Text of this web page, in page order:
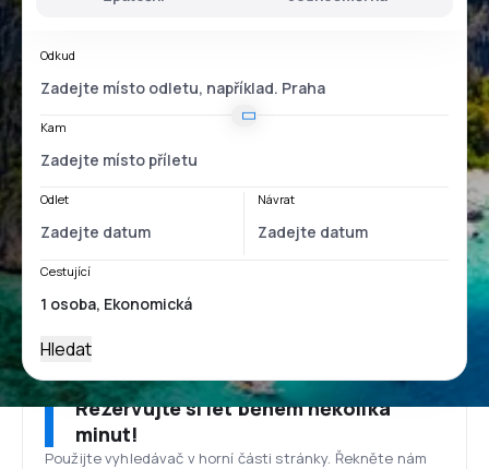
Odkud
Kam
Odlet Návrat
Cestující
Hledat
Rezervujte si let během několika
minut!
Použijte vyhledávač v horní části stránky. Řekněte nám